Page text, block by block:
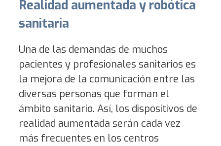
Realidad aumentada y robótica
sanitaria
Una de las demandas de muchos
pacientes y profesionales sanitarios es
la mejora de la comunicación entre las
diversas personas que forman el
ámbito sanitario. Así, los dispositivos de
realidad aumentada serán cada vez
más frecuentes en los centros